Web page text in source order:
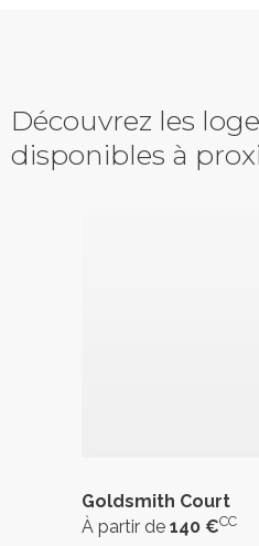
Découvrez les
disponibles à
Goldsmith Court
À partir de 140 €CC